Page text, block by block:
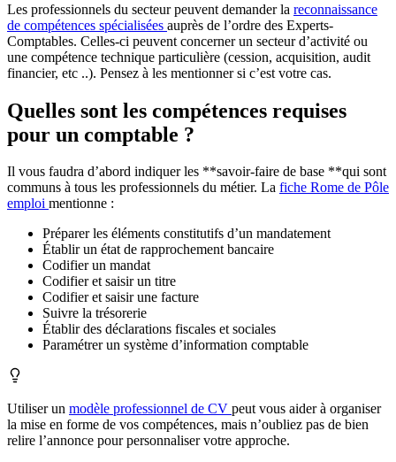
Les professionnels du secteur peuvent demander la reconnaissance
de compétences spécialisées auprès de l’ordre des Experts-
Comptables. Celles-ci peuvent concerner un secteur d’activité ou
une compétence technique particulière (cession, acquisition, audit
financier, etc ..). Pensez à les mentionner si c’est votre cas.
Quelles sont les compétences requises
pour un comptable ?
Il vous faudra d’abord indiquer les **savoir-faire de base **qui sont
communs à tous les professionnels du métier. La fiche Rome de Pôle
emploi mentionne :
Préparer les éléments constitutifs d’un mandatement
Établir un état de rapprochement bancaire
Codifier un mandat
Codifier et saisir un titre
Codifier et saisir une facture
Suivre la trésorerie
Établir des déclarations fiscales et sociales
Paramétrer un système d’information comptable
Utiliser un modèle professionnel de CV peut vous aider à organiser
la mise en forme de vos compétences, mais n’oubliez pas de bien
relire l’annonce pour personnaliser votre approche.